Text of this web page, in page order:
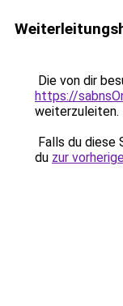
Die von dir
https://
weiterzuleiten.
Falls du diese
du zur